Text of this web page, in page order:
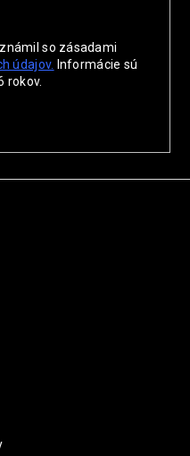
so zásadami
údajov. Informácie sú
rokov.